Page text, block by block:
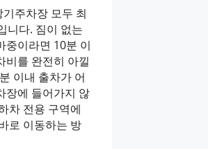
주차장 모두 최
니다. 짐이 없는
중이라면 10분 이
비를 완전히 아낄
이내 출차가 어
장에 들어가지 않
차 전용 구역에
로 이동하는 방